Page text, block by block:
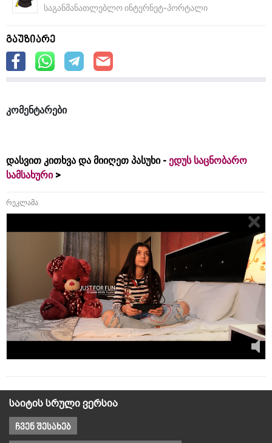
საგანმანათლებლო ინტერნეტ-პორტალი
გაუზიარე
კომენტარები
დასვით კითხვა და მიიღეთ პასუხი - ედუს საცნობარო
სამსახური
რეკლამა
საიტის სრული ვერსია
ჩვენ შესახებ